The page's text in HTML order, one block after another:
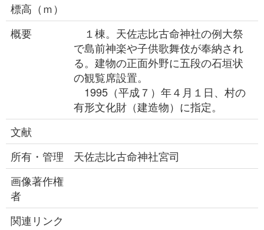
標高（ｍ）
概要
１棟。天佐志比古命神社の例大祭
で島前神楽や子供歌舞伎が奉納され
る。建物の正面外野に五段の石垣状
の観覧席設置。
1995（平成７）年４月１日、村の
有形文化財（建造物）に指定。
文献
所有・管理
天佐志比古命神社宮司
画像著作権
者
関連リンク